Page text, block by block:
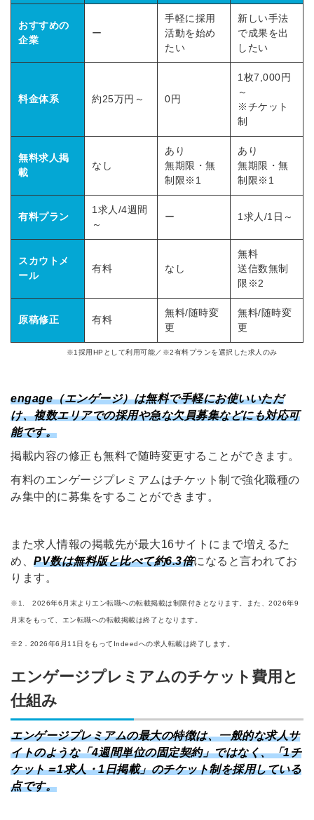
おすすめの
企業
ー
手軽に採用
活動を始め
たい
新しい手法
で成果を出
したい
料金体系 約25万円～ 0円
1枚7,000円
～
※チケット
制
無料求人掲
載
なし
あり
無期限・無
制限※1
あり
無期限・無
制限※1
有料プラン
1求人/4週間
～
ー 1求人/1日～
スカウトメ
ール
有料 なし
無料
送信数無制
限※2
原稿修正 有料
無料/随時変
更
無料/随時変
更
※1採用HPとして利用可能／※2有料プランを選択した求人のみ
engage（エンゲージ）は無料で手軽にお使いいただ
け、複数エリアでの採用や急な欠員募集などにも対応可
能です。
掲載内容の修正も無料で随時変更することができます。
有料のエンゲージプレミアムはチケット制で強化職種の
み集中的に募集をすることができます。
また求人情報の掲載先が最大16サイトにまで増えるた
め、 PV数は無料版と比べて約6.3倍になると言われてお
ります。
※1. 2026年6月末よりエン転職への転載掲載は制限付きとなります。また、2026年9
月末をもって、エン転職への転載掲載は終了となります。
※2．2026年6月11日をもってIndeedへの求人転載は終了します。
エンゲージプレミアムのチケット費用と
仕組み
エンゲージプレミアムの最大の特徴は、一般的な求人サ
イトのような「4週間単位の固定契約」ではなく、「1チ
ケット＝1求人・1日掲載」のチケット制を採用している
点です。